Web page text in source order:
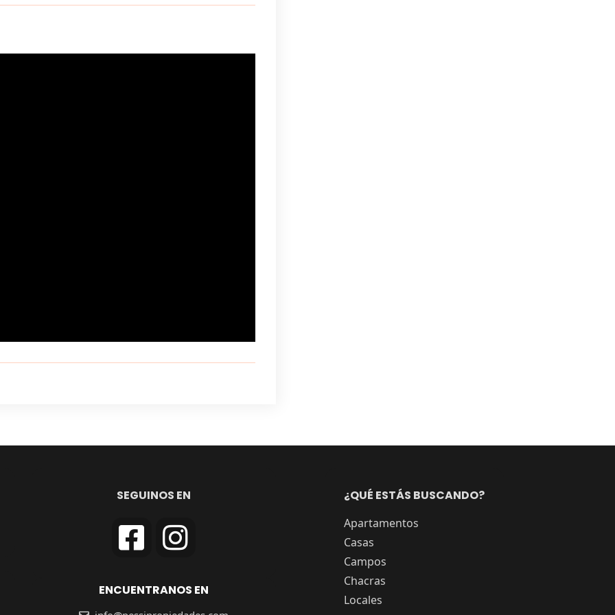
SEGUINOS EN
ENCUENTRANOS EN
¿QUÉ ESTÁS BUSCANDO?
Apartamentos
Casas
Campos
Chacras
Locales